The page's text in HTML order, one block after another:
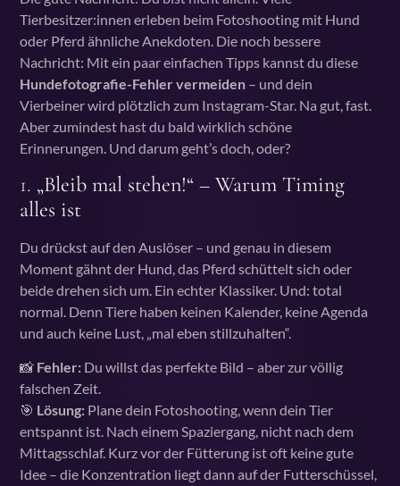
Tierbesitzer:innen erleben beim Fotoshooting mit Hund
oder Pferd ähnliche Anekdoten. Die noch bessere
Nachricht: Mit ein paar einfachen Tipps kannst du diese
Hundefotografie-Fehler vermeiden – und dein
Vierbeiner wird plötzlich zum Instagram-Star. Na gut, fast.
Aber zumindest hast du bald wirklich schöne
Erinnerungen. Und darum geht’s doch, oder?
1. „Bleib mal stehen!“ – Warum Timing
alles ist
Du drückst auf den Auslöser – und genau in diesem
Moment gähnt der Hund, das Pferd schüttelt sich oder
beide drehen sich um. Ein echter Klassiker. Und: total
normal. Denn Tiere haben keinen Kalender, keine Agenda
und auch keine Lust, „mal eben stillzuhalten“.
📸 Fehler: Du willst das perfekte Bild – aber zur völlig
falschen Zeit.
🎯 Lösung: Plane dein Fotoshooting, wenn dein Tier
entspannt ist. Nach einem Spaziergang, nicht nach dem
Mittagsschlaf. Kurz vor der Fütterung ist oft keine gute
Idee – die Konzentration liegt dann auf der Futterschüssel,